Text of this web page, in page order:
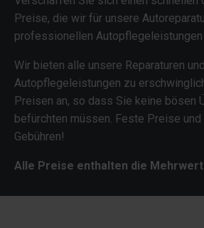
Preise, die wir für unsere
professionellen Autopflegeleistungen
Wir bieten alle unsere Reparaturen und
Autopflegeleistungen zu
Preisen an, so dass Sie keine bösen
befürchten müssen. Feste Preise
Gebühren!
Alle Preise enthalten die